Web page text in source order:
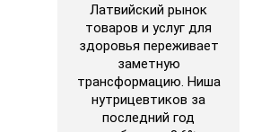
Латвийский рынок
товаров и услуг для
здоровья переживает
заметную
трансформацию. Ниша
нутрицевтиков за
последний год